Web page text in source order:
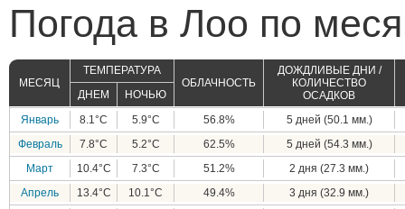
Погода в Лоо по
МЕСЯЦ
ТЕМПЕРАТУРА
ОБЛАЧНОСТЬ
ДОЖДЛИВЫЕ ДНИ /
КОЛИЧЕСТВО
ОСАДКОВ
ДНЕМ
НОЧЬЮ
Январь
8.1°C 5.9°C 56.8%
5 дней (50.1 мм.)
Февраль
7.8°C 5.2°C 62.5%
5 дней (54.3 мм.)
Март
10.4°C 7.3°C 51.2%
2 дня (27.3 мм.)
Апрель
13.4°C 10.1°C 49.4%
3 дня (32.9 мм.)